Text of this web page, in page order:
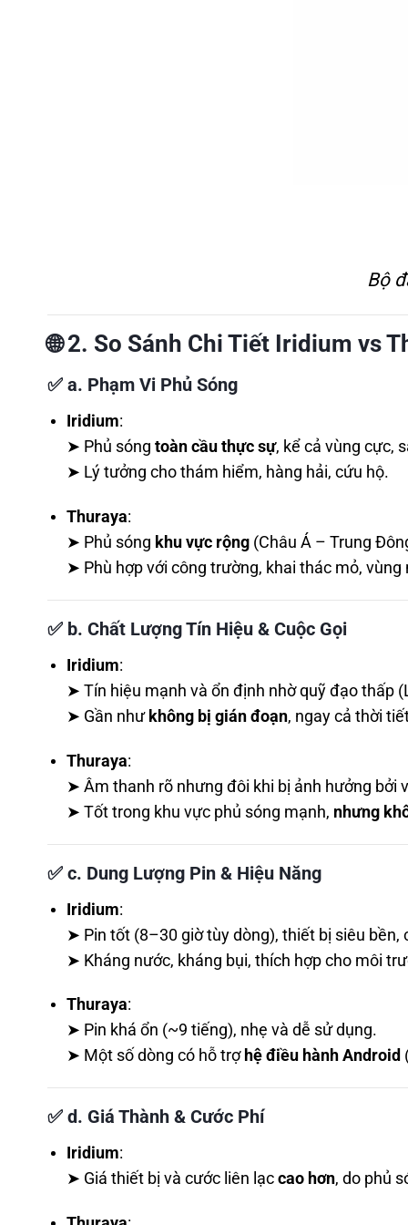
Bộ
🌐2. So Sánh Chi Tiết Iridium vs
✅ a. Phạm Vi Phủ Sóng
Iridium:
➤ Phủ sóng toàn cầu thực sự, kể cả vùng cực,
➤ Lý tưởng cho thám hiểm, hàng hải, cứu hộ.
Thuraya:
➤ Phủ sóng khu vực rộng(Châu Á – Trung
➤ Phù hợp với công trường, khai thác mỏ,
✅ b. Chất Lượng Tín Hiệu & Cuộc Gọi
Iridium:
➤ Tín hiệu mạnh và ổn định nhờ quỹ đạo thấp
➤ Gần như không bị gián đoạn, ngay cả thời
Thuraya:
➤ Âm thanh rõ nhưng đôi khi bị ảnh hưởng bởi
➤ Tốt trong khu vực phủ sóng mạnh, nhưng
✅ c. Dung Lượng Pin & Hiệu Năng
Iridium:
➤ Pin tốt (8–30 giờ tùy dòng), thiết bị siêu bền,
➤ Kháng nước, kháng bụi, thích hợp cho môi
Thuraya:
➤ Pin khá ổn (~9 tiếng), nhẹ và dễ sử dụng.
➤ Một số dòng có hỗ trợ hệ điều hành Android
✅ d. Giá Thành & Cước Phí
Iridium:
➤ Giá thiết bị và cước liên lạc cao hơn, do phủ